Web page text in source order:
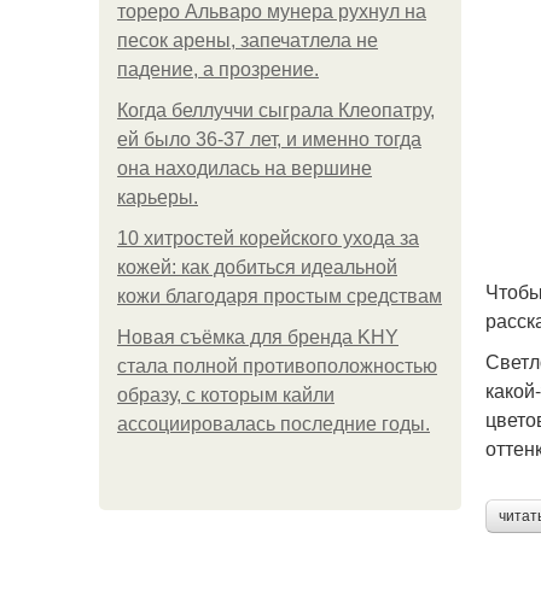
тореро Альваро мунера рухнул на
песок арены, запечатлела не
падение, а прозрение.
Когда беллуччи сыграла Клеопатру,
ей было 36-37 лет, и именно тогда
она находилась на вершине
карьеры.
10 хитростей корейского ухода за
кожей: как добиться идеальной
кожи благодаря простым средствам
Новая съёмка для бренда KHY
стала полной противоположностью
образу, с которым кайли
ассоциировалась последние годы.